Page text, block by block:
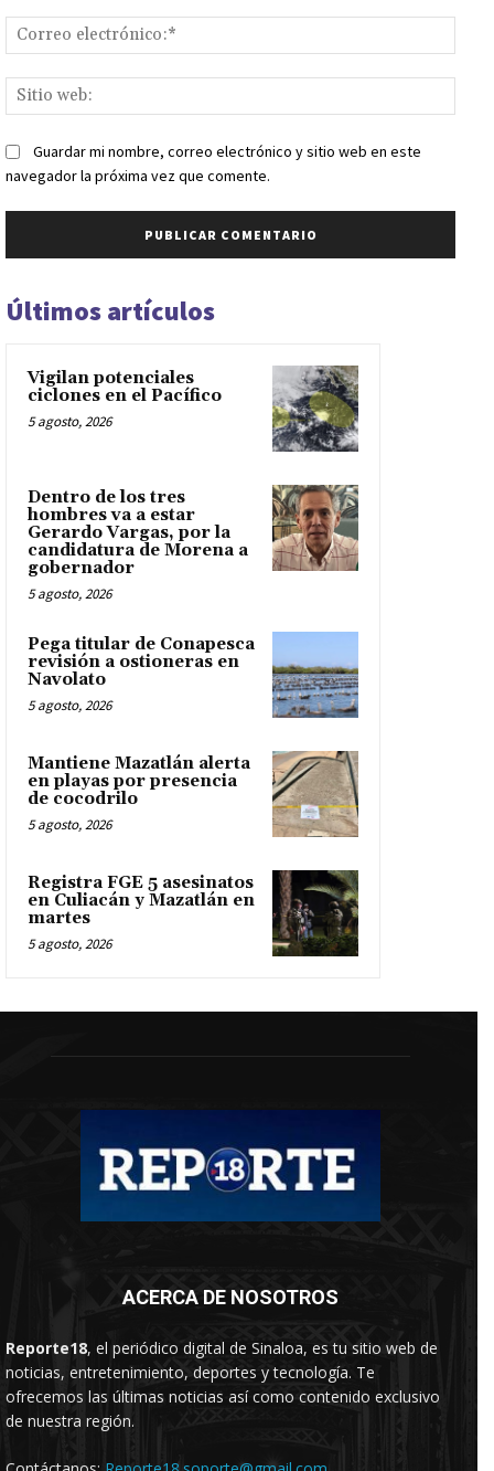
web:
Guardar mi nombre, correo electrónico y sitio web en este
navegador la próxima vez que comente.
Últimos artículos
Vigilan potenciales
ciclones en el Pacífico
5 agosto, 2026
Dentro de los tres
hombres va a estar
Gerardo Vargas, por la
candidatura de Morena a
gobernador
5 agosto, 2026
Pega titular de Conapesca
revisión a ostioneras en
Navolato
5 agosto, 2026
Mantiene Mazatlán alerta
en playas por presencia
de cocodrilo
5 agosto, 2026
Registra FGE 5 asesinatos
en Culiacán y Mazatlán en
martes
5 agosto, 2026
ACERCA DE NOSOTROS
Reporte18, el periódico digital de Sinaloa, es tu sitio web de
noticias, entretenimiento, deportes y tecnología. Te
ofrecemos las últimas noticias así como contenido exclusivo
de nuestra región.